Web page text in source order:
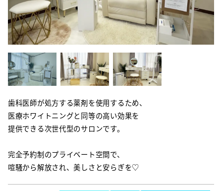
歯科医師が処方する薬剤を使用するため、
医療ホワイトニングと同等の高い効果を
提供できる次世代型のサロンです。
完全予約制のプライベート空間で、
喧騒から解放され、美しさと安らぎを♡